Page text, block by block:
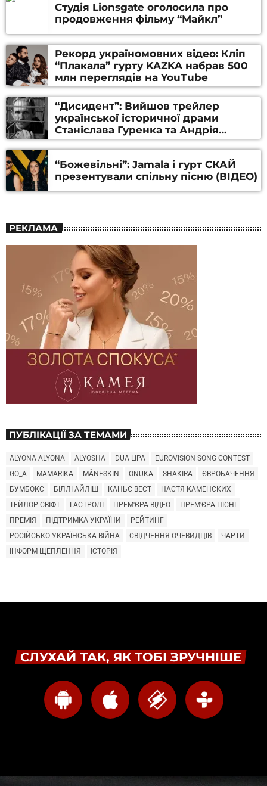
Студія Lionsgate оголосила про
продовження фільму “Майкл”
Рекорд україномовних відео: Кліп
“Плакала” гурту KAZKA набрав 500
млн переглядів на YouTube
“Дисидент”: Вийшов трейлер
української історичної драми
Станіслава Гуренка та Андрія
Алфьорова (ВІДЕО)
“Божевільні”: Jamala і гурт СКАЙ
презентували спільну пісню (ВІДЕО)
РЕКЛАМА
ПУБЛІКАЦІЇ ЗА ТЕМАМИ
ALYONA ALYONA ALYOSHA DUA LIPA
EUROVISION SONG CONTEST
GO_A
MAMARIKA MÅNESKIN ONUKA SHAKIRA
ЄВРОБАЧЕННЯ
БУМБОКС
БІЛЛІ АЙЛІШ КАНЬЄ ВЕСТ
НАСТЯ КАМЕНСКИХ
ТЕЙЛОР СВІФТ
ГАСТРОЛІ ПРЕМ'ЄРА ВІДЕО
ПРЕМ'ЄРА ПІСНІ
ПРЕМІЯ
ПІДТРИМКА УКРАЇНИ
РЕЙТИНГ
РОСІЙСЬКО-УКРАЇНСЬКА ВІЙНА
СВІДЧЕННЯ ОЧЕВИДЦІВ
ЧАРТИ
ІНФОРМ ЩЕПЛЕННЯ
ІСТОРІЯ
СЛУХАЙ ТАК, ЯК ТОБІ ЗРУЧНІШЕ